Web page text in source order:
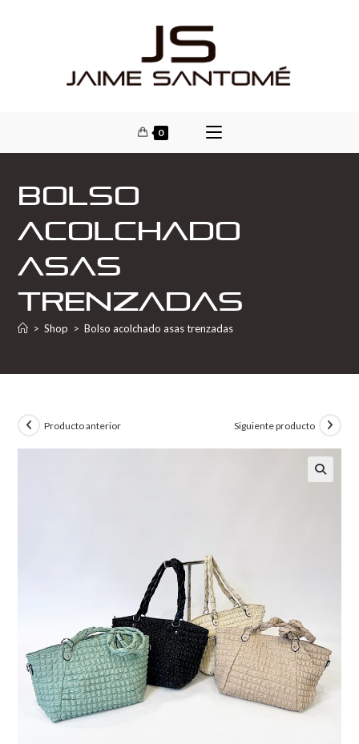
0
Bolso
acolchado
asas
trenzadas
> Shop > Bolso acolchado asas trenzadas
Producto anterior Siguiente producto